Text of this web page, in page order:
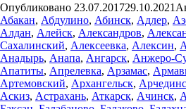
Опубликовано 23.07.201729.10.2021
Абакан, Абдулино, Абинск, Адлер,
Алдан, Алейск, Александров,
Сахалинский, Алексеевка, Алексин,
Анадырь, Анапа, Ангарск, Анжеро-
Апатиты, Апрелевка, Арзамас,
Артемовский, Архангельск,
Аскиз, Астрахань, Аткарск, Ачинск,